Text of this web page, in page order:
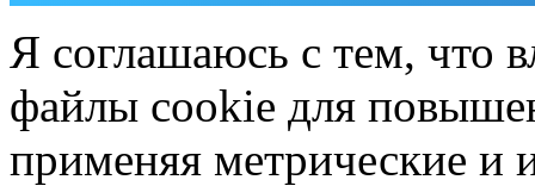
Я соглашаюсь с тем, что
файлы cookie для
применяя метрические и